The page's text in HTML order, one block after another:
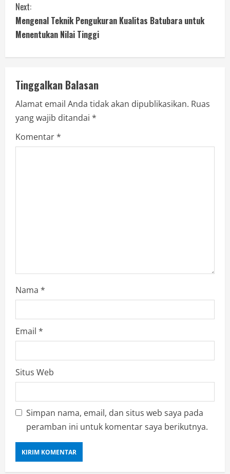
Next:
Mengenal Teknik Pengukuran Kualitas Batubara untuk
Menentukan Nilai Tinggi
Tinggalkan Balasan
Alamat email Anda tidak akan dipublikasikan. Ruas
yang wajib ditandai *
Komentar*
Nama *
Email *
Situs Web
Simpan nama, email, dan situs web saya pada
peramban ini untuk komentar saya berikutnya.